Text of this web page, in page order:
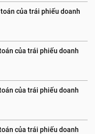
của trái phiếu doanh
của trái phiếu doanh
của trái phiếu doanh
của trái phiếu doanh